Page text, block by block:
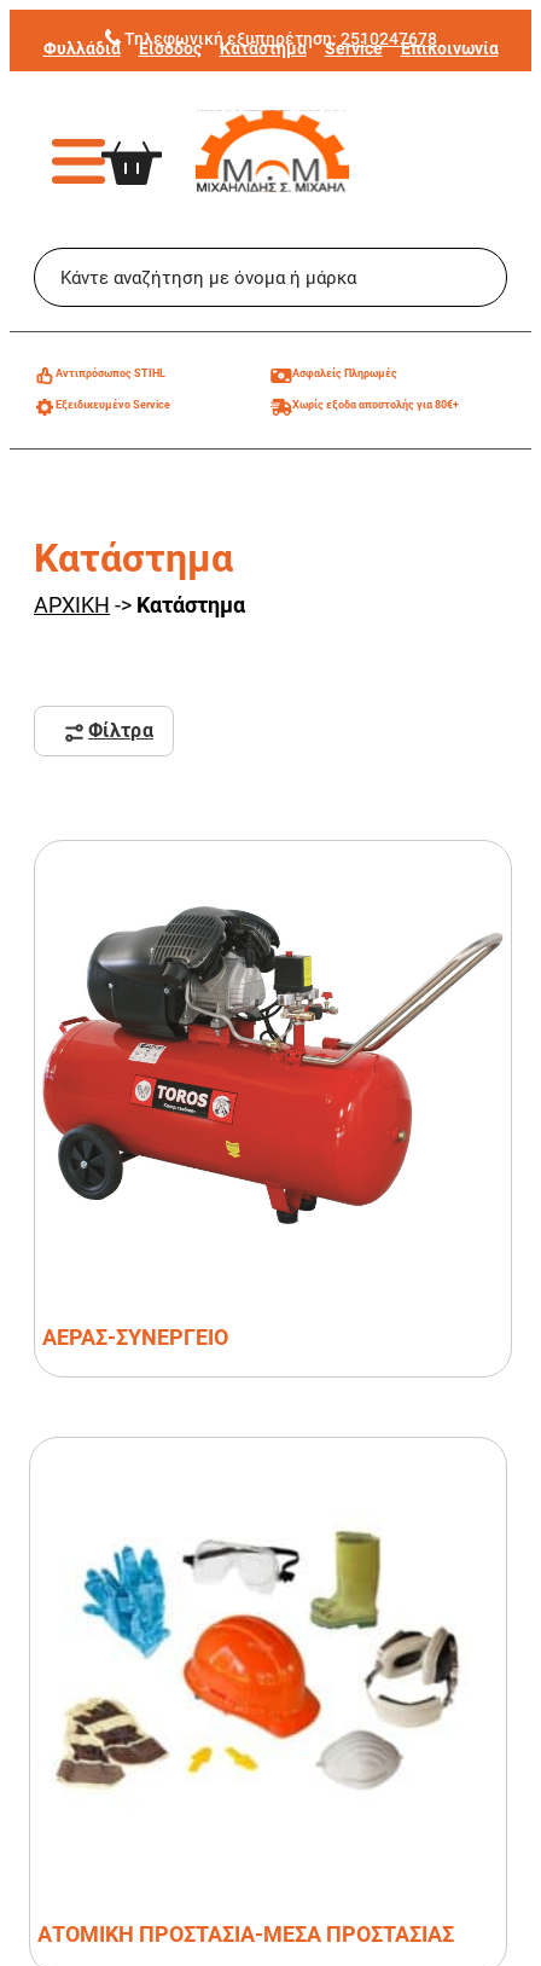
Μετάβαση
στο
Τηλεφωνική εξυπηρέτηση: 2510247678
Φυλλάδια Είσοδος Κατάστημα Service Επικοινωνία
Aντιπρόσωπος STIHL Ασφαλείς Πληρωμές
Εξειδικευμένο Service Χωρίς εξοδα αποστολής για 80€+
Κατάστημα
ΑΡΧΙΚΗ -> Κατάστημα
Φίλτρα
ΑΕΡΑΣ-ΣΥΝΕΡΓΕΙΟ
ΑΤΟΜΙΚΗ ΠΡΟΣΤΑΣΙΑ-ΜΕΣΑ ΠΡΟΣΤΑΣΙΑΣ